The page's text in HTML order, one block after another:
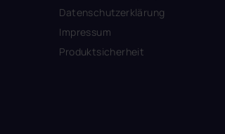
Datenschutzerklärung
Impressum
Produktsicherheit